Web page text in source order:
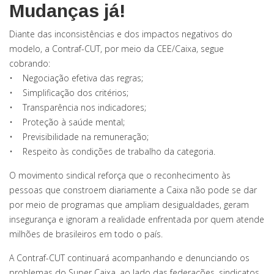
Mudanças já!
Diante das inconsistências e dos impactos negativos do
modelo, a Contraf-CUT, por meio da CEE/Caixa, segue
cobrando:
• Negociação efetiva das regras;
• Simplificação dos critérios;
• Transparência nos indicadores;
• Proteção à saúde mental;
• Previsibilidade na remuneração;
• Respeito às condições de trabalho da categoria.
O movimento sindical reforça que o reconhecimento às
pessoas que constroem diariamente a Caixa não pode se dar
por meio de programas que ampliam desigualdades, geram
insegurança e ignoram a realidade enfrentada por quem atende
milhões de brasileiros em todo o país.
A Contraf-CUT continuará acompanhando e denunciando os